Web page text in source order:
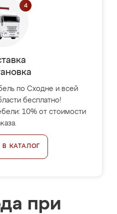
по Сходне и всей
бесплатно!
10% от стоимости
В КАТАЛОГ
при